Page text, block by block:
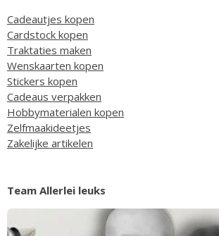
Cadeautjes kopen
Cardstock kopen
Traktaties maken
Wenskaarten kopen
Stickers kopen
Cadeaus verpakken
Hobbymaterialen kopen
Zelfmaakideetjes
Zakelijke artikelen
Team Allerlei leuks